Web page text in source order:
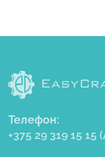
Телефон:
+375 29 319 15 15